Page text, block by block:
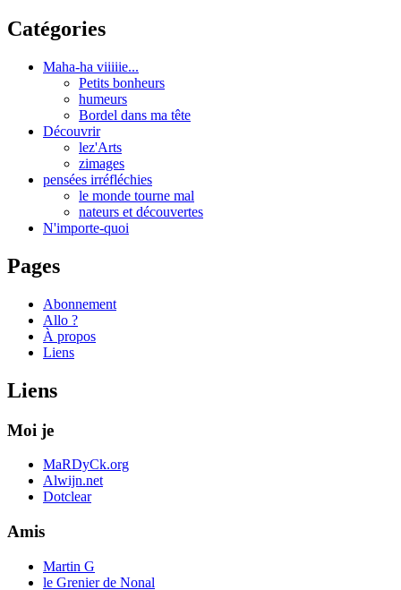
Catégories
Maha-ha viiiiie...
Petits bonheurs
humeurs
Bordel dans ma tête
Découvrir
lez'Arts
zimages
pensées irréfléchies
le monde tourne mal
nateurs et découvertes
N'importe-quoi
Pages
Abonnement
Allo ?
À propos
Liens
Liens
Moi je
MaRDyCk.org
Alwijn.net
Dotclear
Amis
Martin G
le Grenier de Nonal